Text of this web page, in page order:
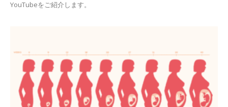
YouTubeをご紹介します。